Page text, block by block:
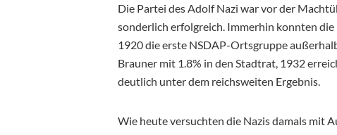
Die Partei des Adolf Nazi war vor der
sonderlich erfolgreich. Immerhin konnten
1920 die erste NSDAP-Ortsgruppe
Brauner mit 1.8% in den Stadtrat, 1932
deutlich unter dem reichsweiten Ergebnis.
Wie heute versuchten die Nazis damals mit